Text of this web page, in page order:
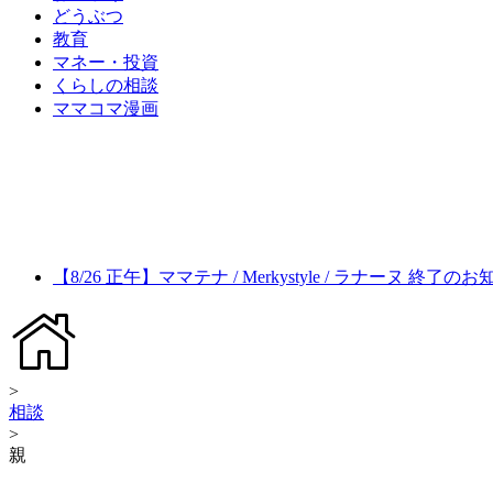
どうぶつ
教育
マネー・投資
くらしの相談
ママコマ漫画
【8/26 正午】ママテナ / Merkystyle / ラナーヌ 終了のお
>
相談
>
親